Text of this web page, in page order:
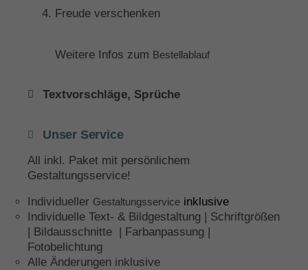
Freude verschenken
Weitere Infos zum Bestellablauf
Textvorschläge, Sprüche
Unser Service
All inkl. Paket mit persönlichem
Gestaltungsservice!
Individueller Gestaltungsservice inklusive
Individuelle Text- & Bildgestaltung | Schriftgrößen
| Bildausschnitte | Farbanpassung |
Fotobelichtung
Alle Änderungen inklusive